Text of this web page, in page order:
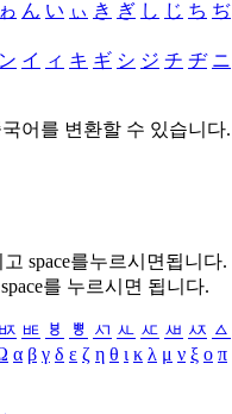
ゎ ん い ぃ き ぎ し じ ち ぢ
ン イ ィ キ ギ シ ジ チ ヂ ニ
어를 변환할 수 있습니다.
space를누르시면됩니다.
를 누르시면 됩니다.
ㅶ ㅷ ㅸ ㅹ ㅺ ㅻ ㅼ ㅽ ㅾ ㅿ
α β γ δ ε ζ η θ ι κ λ μ ν ξ ο π